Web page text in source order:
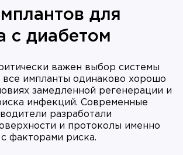
для
с диабетом
важен выбор системы
все импланты одинаково хорошо
замедленной регенерации и
инфекций. Современные
разработали
и протоколы именно
факторами риска.